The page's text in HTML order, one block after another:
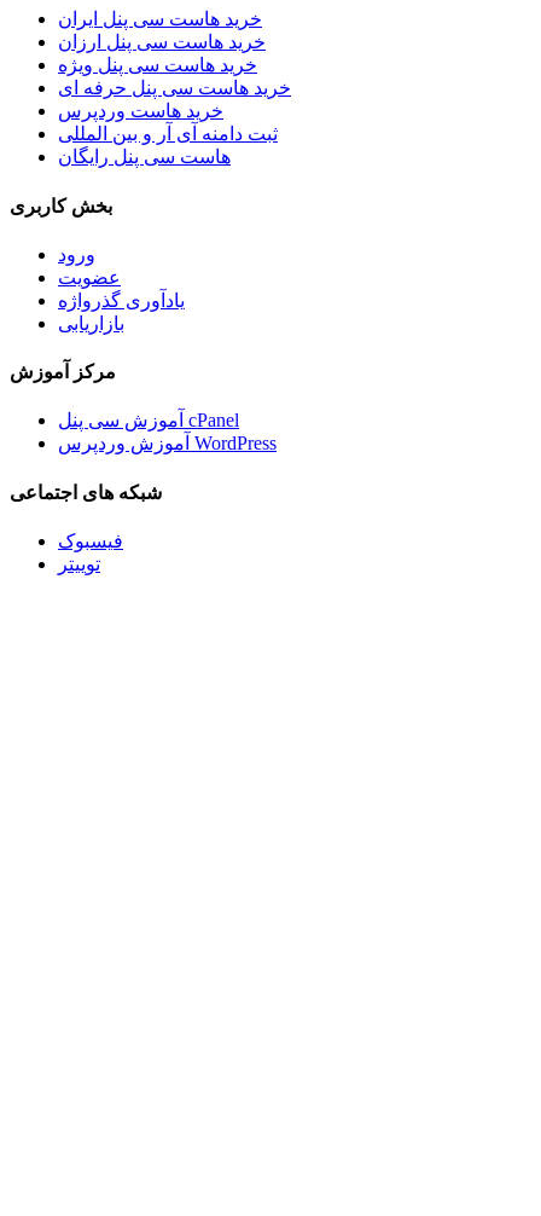
خرید هاست سی پنل ایران
خرید هاست سی پنل ارزان
خرید هاست سی پنل ویژه
خرید هاست سی پنل حرفه ای
خرید هاست وردپرس
ثبت دامنه آی آر و بین المللی
هاست سی پنل رایگان
بخش کاربری
ورود
عضویت
یادآوری گذرواژه
بازاریابی
مرکز آموزش
آموزش سی پنل cPanel
آموزش وردپرس WordPress
شبکه های اجتماعی
فیسبوک
توییتر